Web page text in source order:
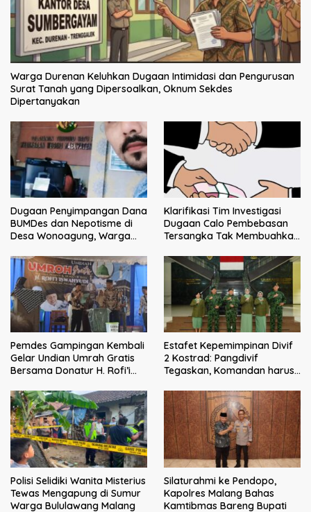
Warga Durenan Keluhkan Dugaan Intimidasi dan Pengurusan
Surat Tanah yang Dipersoalkan, Oknum Sekdes
Dipertanyakan
Dugaan Penyimpangan Dana
BUMDes dan Nepotisme di
Desa Wonoagung, Warga
Malang
Klarifikasi Tim Investigasi
Dugaan Calo Pembebasan
Tersangka Tak Membuahkan
Pemdes Gampingan Kembali
Gelar Undian Umrah Gratis
Bersama Donatur H. Rofi’i
bagi Pejuang Sosial
Estafet Kepemimpinan Divif
2 Kostrad: Pangdivif
Tegaskan, Komandan harus
dan solusi bagi prajurit
Polisi Selidiki Wanita Misterius
Tewas Mengapung di Sumur
Warga Bululawang Malang
Silaturahmi ke Pendopo,
Kapolres Malang Bahas
Kamtibmas Bareng Bupati